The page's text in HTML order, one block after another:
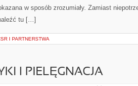
w sposób zrozumiały. Zamiast
tu […]
I PARTNERSTWA
I PIELĘGNACJA